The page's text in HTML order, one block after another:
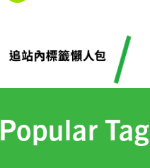
Popular Tag